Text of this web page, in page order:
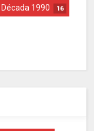
Década 1990 16